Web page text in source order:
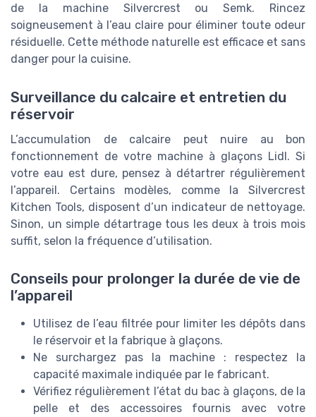
de la machine Silvercrest ou Semk. Rincez
soigneusement à l’eau claire pour éliminer toute odeur
résiduelle. Cette méthode naturelle est efficace et sans
danger pour la cuisine.
Surveillance du calcaire et entretien du
réservoir
L’accumulation de calcaire peut nuire au bon
fonctionnement de votre machine à glaçons Lidl. Si
votre eau est dure, pensez à détartrer régulièrement
l’appareil. Certains modèles, comme la Silvercrest
Kitchen Tools, disposent d’un indicateur de nettoyage.
Sinon, un simple détartrage tous les deux à trois mois
suffit, selon la fréquence d’utilisation.
Conseils pour prolonger la durée de vie de
l’appareil
Utilisez de l’eau filtrée pour limiter les dépôts dans
le réservoir et la fabrique à glaçons.
Ne surchargez pas la machine : respectez la
capacité maximale indiquée par le fabricant.
Vérifiez régulièrement l’état du bac à glaçons, de la
pelle et des accessoires fournis avec votre